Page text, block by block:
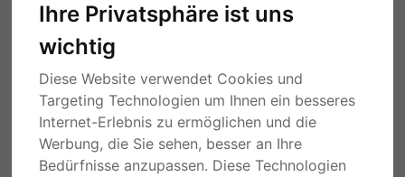
Ihre Privatsphäre ist uns
wichtig
Diese Website verwendet Cookies und
Targeting Technologien um Ihnen ein besseres
Internet-Erlebnis zu ermöglichen und die
Werbung, die Sie sehen, besser an Ihre
Bedürfnisse anzupassen. Diese Technologien
00000 - Rüde
Nordrhein-Westfalen vor 2 Jahren
400,00 €
Beschreibung Details